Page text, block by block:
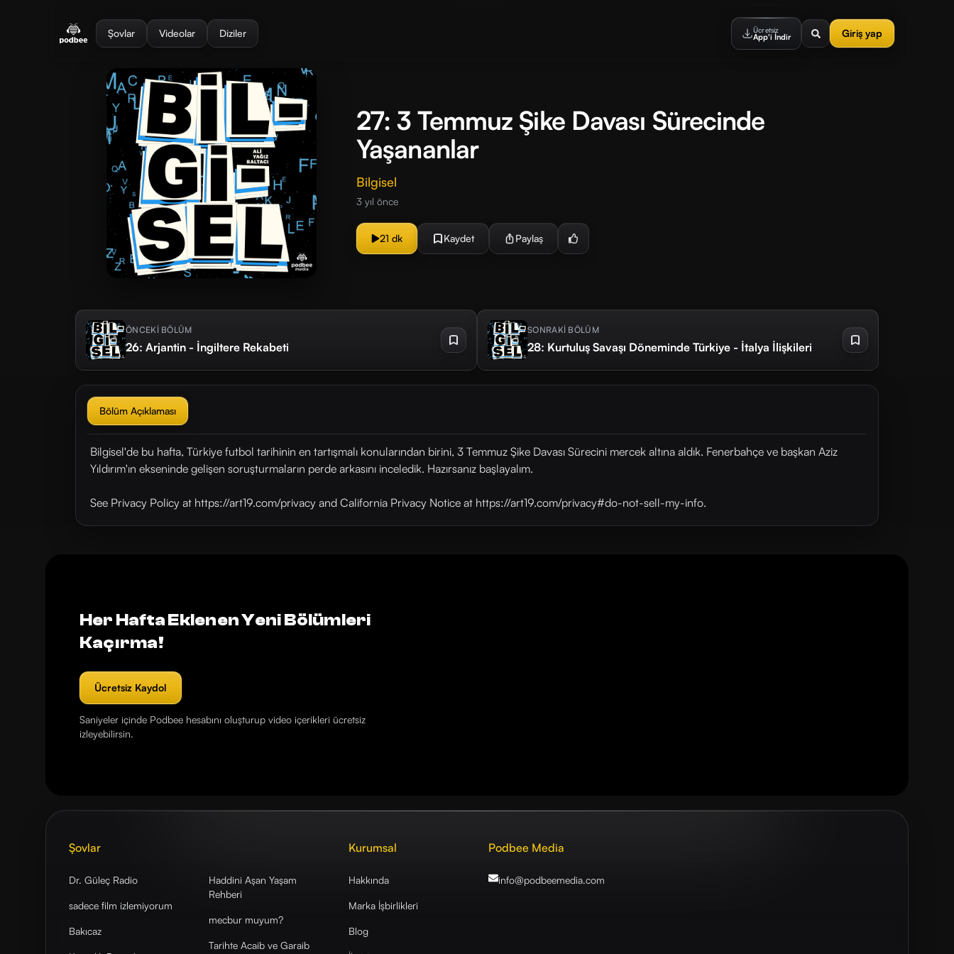
Şovlar Videolar Diziler Ücretsiz
App'i İndir Giriş yap
27: 3 Temmuz Şike Davası Sürecinde
Yaşananlar
Bilgisel
3 yıl önce
21 dk Kaydet Paylaş
ÖNCEKİ BÖLÜM
26: Arjantin - İngiltere Rekabeti
SONRAKİ BÖLÜM
28: Kurtuluş Savaşı Döneminde Türkiye - İtalya İlişkileri
Bölüm Açıklaması
Bilgisel'de bu hafta, Türkiye futbol tarihinin en tartışmalı konularından birini, 3 Temmuz Şike Davası Sürecini mercek altına aldık. Fenerbahçe ve başkan Aziz
Yıldırım'ın ekseninde gelişen soruşturmaların perde arkasını inceledik. Hazırsanız başlayalım.
See Privacy Policy at https://art19.com/privacy and California Privacy Notice at https://art19.com/privacy#do-not-sell-my-info.
Her Hafta Eklenen Yeni Bölümleri
Kaçırma!
Ücretsiz Kaydol
Saniyeler içinde Podbee hesabını oluşturup video içerikleri ücretsiz
izleyebilirsin.
Şovlar
Dr. Güleç Radio
sadece film izlemiyorum
Bakıcaz
Haddini Aşan Yaşam
Rehberi
mecbur muyum?
Tarihte Acaib ve Garaib
Kurumsal
Hakkında
Marka İşbirlikleri
Blog
Podbee Media
info@podbeemedia.com